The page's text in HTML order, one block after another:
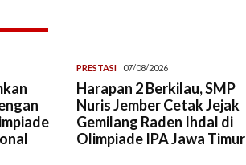
PRESTASI 07/08/2026
Harapan 2 Berkilau, SMP
Nuris Jember Cetak Jejak
Gemilang Raden Ihdal di
Olimpiade IPA Jawa Timur